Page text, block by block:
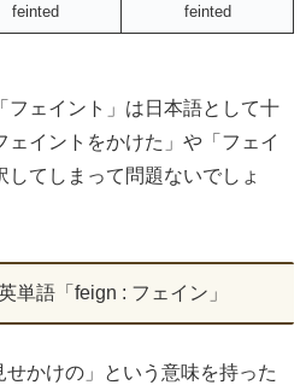
feinted feinted
フェイント」は日本語として十
イントをかけた」や「フェイ
てしまって問題ないでしょ
単語「feign : フェイン」
かけの」という意味を持った